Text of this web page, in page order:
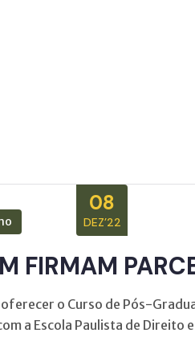
08
DEZ’22
FIRMAM
o Curso de Pós-
a Escola Paulista de Direito